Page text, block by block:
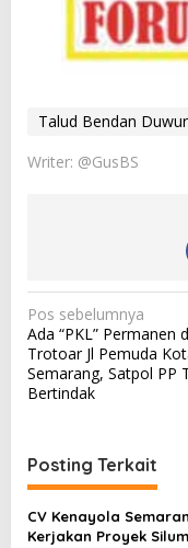
Talud Bendan Duwur
Writer: @GusBS
N
a
v
i
a
s
i
Pos sebelumnya
Ada “PKL” Permanen
Trotoar Jl Pemuda
Semarang, Satpol PP
Bertindak
Posting Terkait
CV Kenayola
Kerjakan Proyek